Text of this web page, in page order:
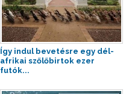
Így indul bevetésre egy dél-
afrikai szőlőbirtok ezer
futók...